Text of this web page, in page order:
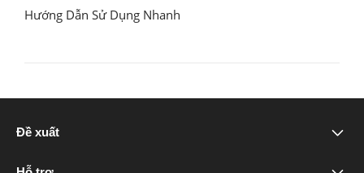
Hướng Dẫn Sử Dụng Nhanh
Đề xuất
realme C100x